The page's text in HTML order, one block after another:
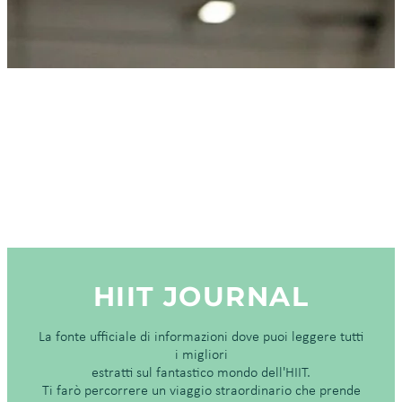
HIIT JOURNAL
La fonte ufficiale di informazioni dove puoi leggere tutti
i migliori
estratti sul fantastico mondo dell'HIIT.
Ti farò percorrere un viaggio straordinario che prende